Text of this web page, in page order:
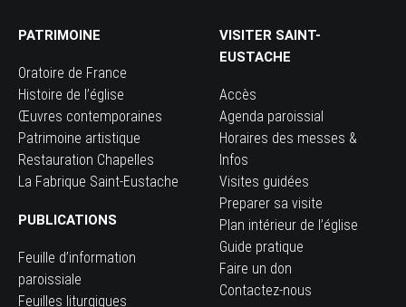
PATRIMOINE
Oratoire de France
Histoire de l’église
Œuvres contemporaines
Patrimoine artistique
Restauration Chapelles
La Fabrique Saint-Eustache
PUBLICATIONS
Feuille d’information
paroissiale
Feuilles liturgiques
VISITER SAINT-
EUSTACHE
Accès
Agenda paroissial
Horaires des messes &
Infos
Visites guidées
Preparer sa visite
Plan intérieur de l’église
Guide pratique
Faire un don
Contactez-nous